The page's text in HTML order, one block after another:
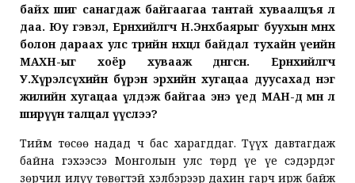
байх шиг санагдаж байгаагаа тантай хуваалцъя л
даа. Юу гэвэл, Ерөнхийлөгч Н.Энхбаярыг буухын өмнөх
болон дараах улс төрийн нөхцөл байдал тухайн үеийн
МАХН-ыг хоёр хувааж дөнгөсөн. Ерөнхийлөгч
У.Хүрэлсүхийн бүрэн эрхийн хугацаа дуусахад нэг
жилийн хугацаа үлдэж байгаа энэ үед МАН-д мөн л
ширүүн талцал үүслээ?
Тийм төсөө надад ч бас харагддаг. Түүх давтагдаж
байна гэхээсээ Монголын улс төрд үе үе сэдэрдэг
зөрчил илүү төвөгтэй хэлбэрээр дахин гарч ирж байж